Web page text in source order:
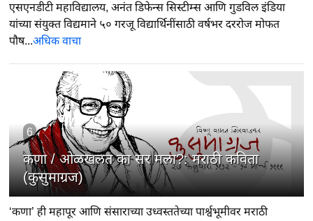
एसएनडीटी महाविद्यालय, अनंत डिफेन्स सिस्टीम्स आणि गुडविल इंडिया
यांच्या संयुक्त विद्यमाने ५० गरजू विद्यार्थिनींसाठी वर्षभर दररोज मोफत
पौष...अधिक वाचा
6
कणा / ओळखलत का सर मला?: मराठी कविता
(कुसुमाग्रज)
‘कणा’ ही महापूर आणि संसाराच्या उध्वस्ततेच्या पार्श्वभूमीवर मराठी